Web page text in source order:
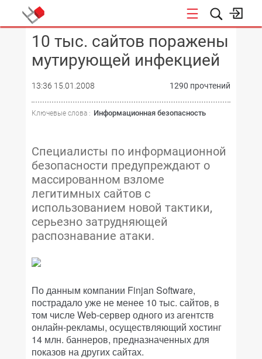
КОНФЕРЕНЦИИ
10 тыс. сайтов поражены
мутирующей инфекцией
13:36 15.01.2008 1290 прочтений
Ключевые слова : Информационная безопасность
Специалисты по информационной
безопасности предупреждают о
массированном взломе
легитимных сайтов с
использованием новой тактики,
серьезно затрудняющей
распознавание атаки.
По данным компании Finjan Software,
пострадало уже не менее 10 тыс. сайтов, в
том числе Web-сервер одного из агентств
онлайн-рекламы, осуществляющий хостинг
14 млн. баннеров, предназначенных для
показов на других сайтах.